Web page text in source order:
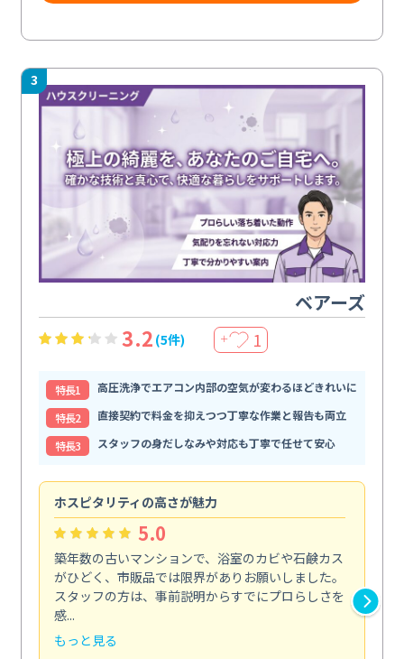
3
ベアーズ
3.2 (5件) ＋ 1
特⻑1
高圧洗浄でエアコン内部の空気が変わるほどきれいに
特⻑2
直接契約で料金を抑えつつ丁寧な作業と報告も両立
特⻑3
スタッフの身だしなみや対応も丁寧で任せて安心
ホスピタリティの高さが魅力
5.0
築年数の古いマンションで、浴室のカビや石鹸カス
がひどく、市販品では限界がありお願いしました。
スタッフの方は、事前説明からすでにプロらしさを
感...
もっと見る